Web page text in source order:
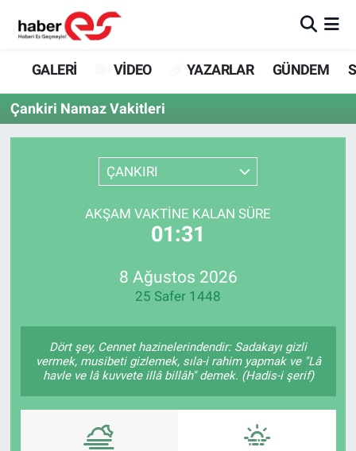
GALERİ VİDEO YAZARLAR GÜNDEM
Çankiri Namaz Vakitleri
ÇANKIRI
AKŞAM VAKTINE KALAN SÜRE
01:31
8 Ağustos 2026
25 Safer 1448
Dört şey, Cennet hazinelerindendir: Sadakayı gizli
vermek, musibeti gizlemek, sıla-i rahim yapmak ve "Lâ
havle ve lâ kuvvete illâ billâh" demek. (Hadis-i şerif)
GALERİ
VİDEO
YAZARLAR
GÜNDEM
SİYASET
SPOR
ASAYİŞ
Eskişehir Nöbetçi Eczaneler
Eskişehir Hava Durumu
Eskişehir Trafik Yoğunluk Haritası
Süper Lig Puan Durumu ve Fikstür
Tüm Manşetler